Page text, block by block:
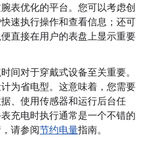
表优化的平台。您可以考虑创
快速执行操作和查看信息；还可
便直接在用户的表盘上显示重要
间对于穿戴式设备至关重要。
为省电型。这意味着，您需要
、使用传感器和运行后台任
充电时执行通常是一个不错的
请参阅节约电量指南。